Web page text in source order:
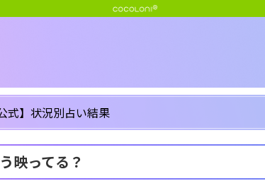
式】状況別占い結果
映ってる？